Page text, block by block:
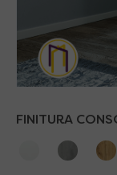
FINITURA